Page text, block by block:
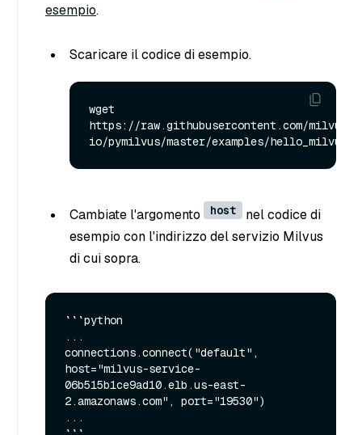
esempio.
Scaricare il codice di esempio.
wget
https://raw.githubusercontent.com/milvus-
Cambiate l'argomento host
nel codice di
esempio con l'indirizzo del servizio Milvus
di cui sopra.
```python
...
connections.connect("default",
host="milvus-service-
06b515b1ce9ad10.elb.us-east-
2.amazonaws.com", port="19530")
...